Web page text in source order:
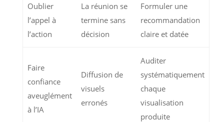
Oublier
l’appel à
l’action
La réunion se
termine sans
décision
Formuler une
recommandation
claire et datée
Faire
confiance
aveuglément
à l’IA
Diffusion de
visuels
erronés
Auditer
systématiquement
chaque
visualisation
produite